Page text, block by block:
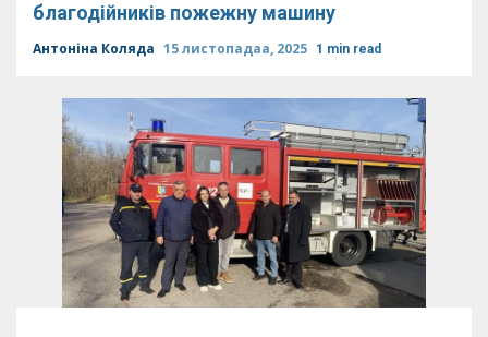
благодійників пожежну машину
Антоніна Коляда 15 листопадаа, 2025 1 min read